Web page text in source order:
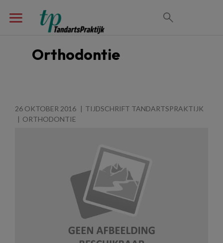
Orthodontie
26 OKTOBER 2016
TIJDSCHRIFT TANDARTSPRAKTIJK
ORTHODONTIE